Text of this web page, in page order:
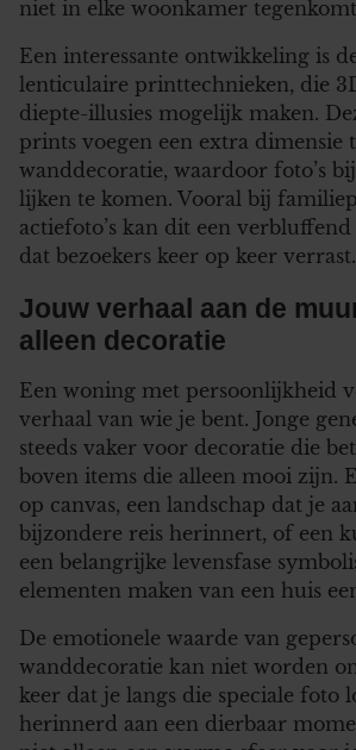
niet in elke woonkamer
Een interessante ontwikkeling is
lenticulaire printtechnieken, die
diepte-illusies mogelijk maken.
prints voegen een extra dimensie
wanddecoratie, waardoor foto’s
lijken te komen. Vooral bij
actiefoto’s kan dit een
dat bezoekers keer op keer verrast.
Jouw verhaal aan de
alleen decoratie
Een woning met persoonlijkheid
verhaal van wie je bent. Jonge
steeds vaker voor decoratie die
boven items die alleen mooi zijn.
op canvas, een landschap dat je
bijzondere reis herinnert, of een
een belangrijke levensfase
elementen maken van een huis
De emotionele waarde van
wanddecoratie kan niet worden
keer dat je langs die speciale foto
herinnerd aan een dierbaar